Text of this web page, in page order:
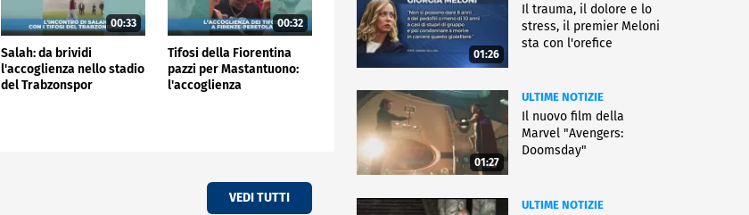
00:33
Salah: da brividi
l'accoglienza nello stadio
del Trabzonspor
00:32
Tifosi della Fiorentina
pazzi per Mastantuono:
l'accoglienza
VEDI TUTTI
01:26
Il trauma, il dolore e lo
stress, il premier Meloni
sta con l'orefice
01:27
ULTIME NOTIZIE
Il nuovo film della
Marvel "Avengers:
Doomsday"
ULTIME NOTIZIE